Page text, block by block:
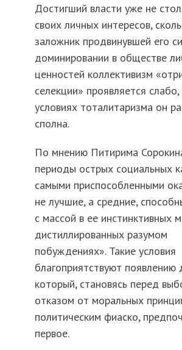
Достигший власти уже не
своих личных интересов,
заложник продвинувшей его
доминировании в обществе
ценностей коллективизм
селекции» проявляется
условиях тоталитаризма он
сполна.
По мнению Питирима
периоды острых социальных
самыми приспособленными
не лучшие, а средние,
с массой в ее инстинктивных
дистиллированных разумом
побуждениях». Такие условия
благоприятствуют появлению
который, становясь перед
отказом от моральных
политическим фиаско,
первое.